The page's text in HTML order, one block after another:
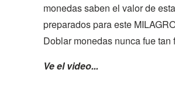
monedas saben el valor de
preparados para este
Doblar monedas nunca fue tan
Ve el video...